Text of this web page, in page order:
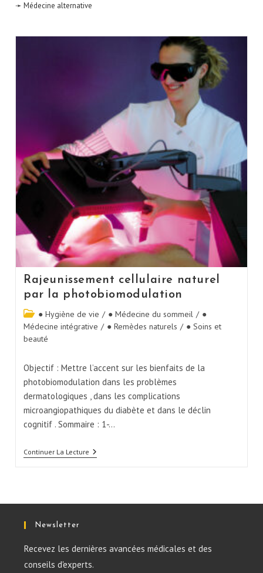
➛ Médecine alternative
Rajeunissement cellulaire naturel
par la photobiomodulation
● Hygiène de vie / ● Médecine du sommeil / ●
Médecine intégrative / ● Remèdes naturels / ● Soins et
beauté
Objectif : Mettre l’accent sur les bienfaits de la
photobiomodulation dans les problèmes
dermatologiques , dans les complications
microangiopathiques du diabète et dans le déclin
cognitif . Sommaire : 1-…
Continuer La Lecture
Newsletter
Recevez les dernières avancées médicales et des
conseils d'experts.